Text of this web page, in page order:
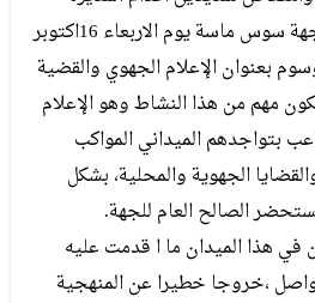
الجهوية لقطاع التواصل بجهة سوس ماسة يوم الاربعاء 16اكتوبر
بعنوان الإعلام الجهوي والقضية
مهم من هذا النشاط وهو الإعلام
بتواجدهم الميداني المواكب
الجهوية والمحلية، بشكل
الصالح العام للجهة.
في هذا الميدان ما ا قدمت عليه
،خروجا خطيرا عن المنهجية